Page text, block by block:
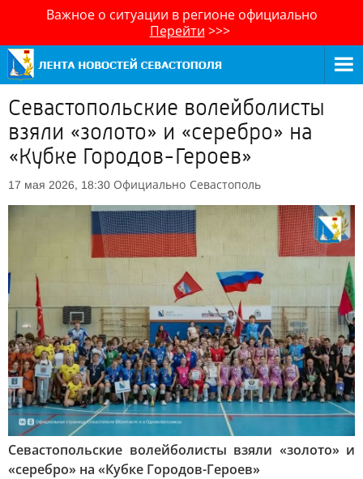
Важное о ситуации в регионе официально
Перейти >>>
Севастопольские волейболисты
взяли «золото» и «серебро» на
«Кубке Городов-Героев»
17 мая 2026, 18:30 Официально Севастополь
Севастопольские волейболисты взяли «золото» и
«серебро» на «Кубке Городов-Героев»